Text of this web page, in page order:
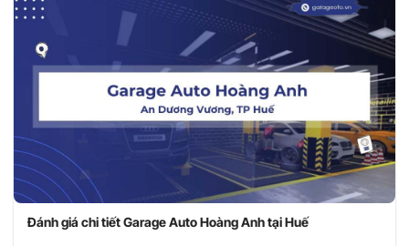
Đánh giá chi tiết Garage Auto Hoàng Anh tại Huế